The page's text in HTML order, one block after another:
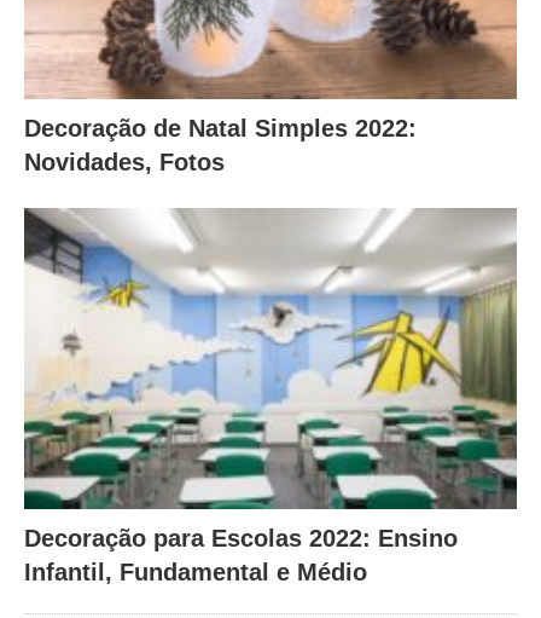
Decoração de Natal Simples 2022:
Novidades, Fotos
Decoração para Escolas 2022: Ensino
Infantil, Fundamental e Médio